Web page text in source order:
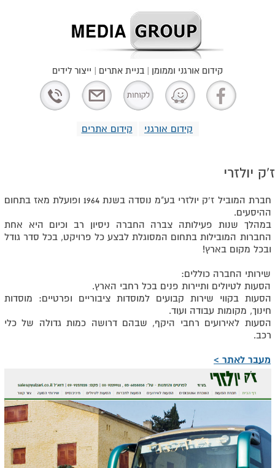
קידום אורגני קידום אתרים
קידום אורגני וממומן | בניית אתרים | ייצור לידים
ז'ק יולזרי
חברת המוביל ז'ק יולזרי בע"מ נוסדה בשנת 1964 ופועלת מאז בתחום
ההיסעים.
במהלך שנות פעילותה צברה החברה ניסיון רב וכיום היא אחת
החברות המובילות בתחום המסוגלת לבצע כל פרויקט, בכל סדר גודל
ובכל מקום בארץ!
שירותי החברה כוללים:
הסעות לטיולים ותיירות פנים בכל רחבי הארץ.
הסעות בקווי שירות קבועים למוסדות ציבוריים ופרטיים: מוסדות
חינוך, מקומות עבודה ועוד.
הסעות לאירועים רחבי היקף, שבהם דרושה כמות גדולה של כלי
רכב.
מעבר לאתר >